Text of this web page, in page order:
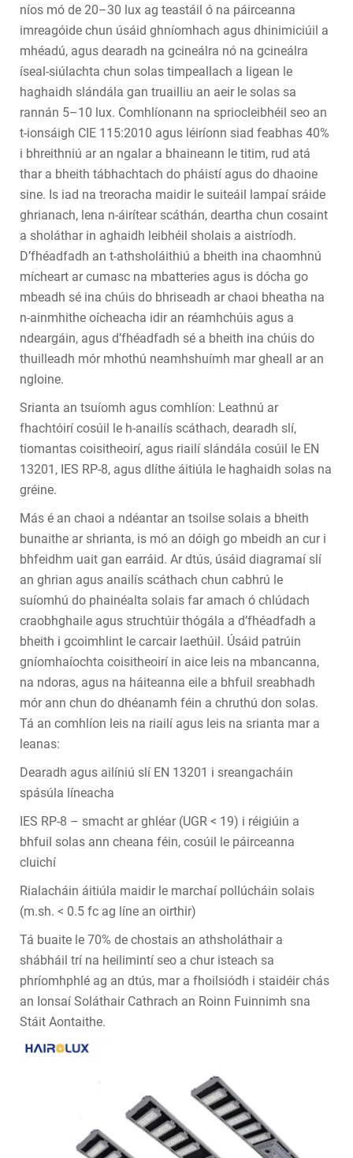
níos mó de 20–30 lux ag teastáil ó na páirceanna
imreagóide chun úsáid ghníomhach agus dhinimiciúil a
mhéadú, agus dearadh na gcineálra nó na gcineálra
íseal-siúlachta chun solas timpeallach a ligean le
haghaidh slándála gan truailliu an aeir le solas sa
rannán 5–10 lux. Comhlíonann na spriocleibhéil seo an
t-ionsáigh CIE 115:2010 agus léiríonn siad feabhas 40%
i bhreithniú ar an ngalar a bhaineann le titim, rud atá
thar a bheith tábhachtach do pháistí agus do dhaoine
sine. Is iad na treoracha maidir le suiteáil lampaí sráide
ghrianach, lena n-áirítear scáthán, deartha chun cosaint
a sholáthar in aghaidh leibhéil sholais a aistríodh.
D’fhéadfadh an t-athsholáithiú a bheith ina chaomhnú
mícheart ar cumasc na mbatteries agus is dócha go
mbeadh sé ina chúis do bhriseadh ar chaoi bheatha na
n-ainmhithe oícheacha idir an réamhchúis agus a
ndeargáin, agus d’fhéadfadh sé a bheith ina chúis do
thuilleadh mór mhothú neamhshuímh mar gheall ar an
ngloine.
Srianta an tsuíomh agus comhlíon: Leathnú ar
fhachtóirí cosúil le h-anailís scáthach, dearadh slí,
tiomantas coisitheoirí, agus riailí slándála cosúil le EN
13201, IES RP-8, agus dlíthe áitiúla le haghaidh solas na
gréine.
Más é an chaoi a ndéantar an tsoilse solais a bheith
bunaithe ar shrianta, is mó an dóigh go mbeidh an cur i
bhfeidhm uait gan earráid. Ar dtús, úsáid diagramaí slí
an ghrian agus anailís scáthach chun cabhrú le
suíomhú do phainéalta solais far amach ó chlúdach
craobhghaile agus struchtúir thógála a d’fhéadfadh a
bheith i gcoimhlint le carcair laethúil. Úsáid patrúin
gníomhaíochta coisitheoirí in aice leis na mbancanna,
na ndoras, agus na háiteanna eile a bhfuil sreabhadh
mór ann chun do dhéanamh féin a chruthú don solas.
Tá an comhlíon leis na riailí agus leis na srianta mar a
leanas:
Dearadh agus ailíniú slí EN 13201 i sreangacháin
spásúla líneacha
IES RP-8 – smacht ar ghléar (UGR < 19) i réigiúin a
bhfuil solas ann cheana féin, cosúil le páirceanna
cluichí
Rialacháin áitiúla maidir le marchaí pollúcháin solais
(m.sh. < 0.5 fc ag líne an oirthir)
Tá buaite le 70% de chostais an athsholáthair a
shábháil trí na heilimintí seo a chur isteach sa
phríomhphlé ag an dtús, mar a fhoilsiódh i staidéir chás
an Ionsaí Soláthair Cathrach an Roinn Fuinnimh sna
Stáit Aontaithe.